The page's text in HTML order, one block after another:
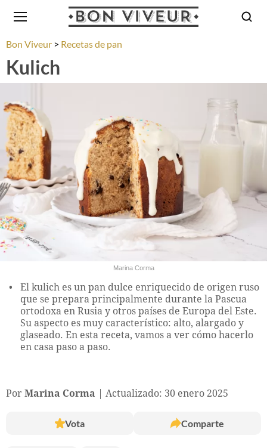
Bon Viveur Recetas de pan
Kulich
Marina Corma
El kulich es un pan dulce enriquecido de origen ruso
que se prepara principalmente durante la Pascua
ortodoxa en Rusia y otros países de Europa del Este.
Su aspecto es muy característico: alto, alargado y
glaseado. En esta receta, vamos a ver cómo hacerlo
en casa paso a paso.
Por Marina Corma Actualizado: 30 enero 2025
Vota Comparte